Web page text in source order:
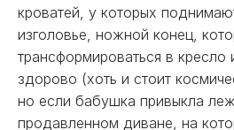
кроватей, у которых
изголовье, ножной конец,
трансформироваться в кресло
здорово (хоть и стоит
но если бабушка привыкла
продавленном диване, на